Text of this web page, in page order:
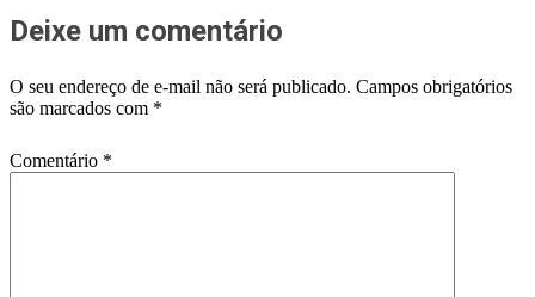
Deixe um comentário
O seu endereço de e-mail não será publicado. Campos obrigatórios
são marcados com *
Comentário *